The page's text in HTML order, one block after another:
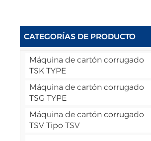
CATEGORÍAS DE PRODUCTO
Máquina de cartón corrugado
TSK TYPE
Máquina de cartón corrugado
TSG TYPE
Máquina de cartón corrugado
TSV Tipo TSV